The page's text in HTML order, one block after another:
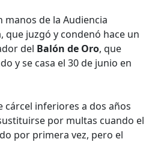
manos de la Audiencia
que juzgó y condenó hace un
del Balón de Oro, que
y se casa el 30 de junio en
cárcel inferiores a dos años
por multas cuando el
por primera vez, pero el